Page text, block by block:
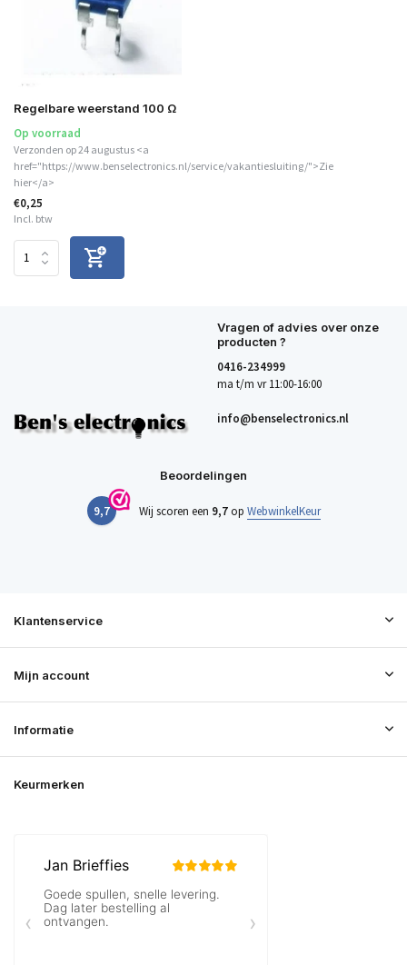
Regelbare weerstand 100 Ω
Op voorraad
Verzonden op 24 augustus <a
href="https://www.benselectronics.nl/service/vakantiesluiting/">Zie
hier</a>
€0,25
Incl. btw
Vragen of advies over onze
producten ?
0416-234999
ma t/m vr 11:00-16:00
info@benselectronics.nl
Beoordelingen
9,7 Wij scoren een 9,7op WebwinkelKeur
Klantenservice
Mijn account
Informatie
Keurmerken